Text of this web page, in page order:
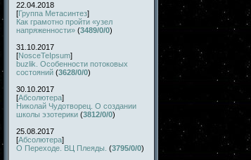
22.04.2018
[Группа Метасинтез]
Как грамотно пройти «узел
напряженности» (3489/0/0)
31.10.2017
[NosceTeIpsum]
buzlik. Особенности потоковых
состояний (3628/0/0)
30.10.2017
[Абсолютера]
Николай Чудотворец. О создании
школы эзотерики (3812/0/0)
25.08.2017
[Абсолютера]
О Переходе. ВЦ Плеяды. (3795/0/0)